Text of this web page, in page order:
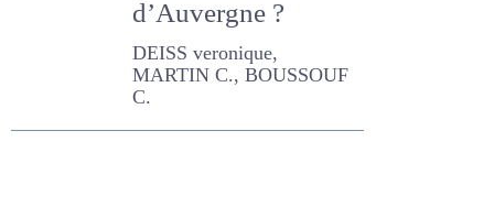
d’Auvergne ?
DEISS veronique,
MARTIN C., BOUSSOUF
C.